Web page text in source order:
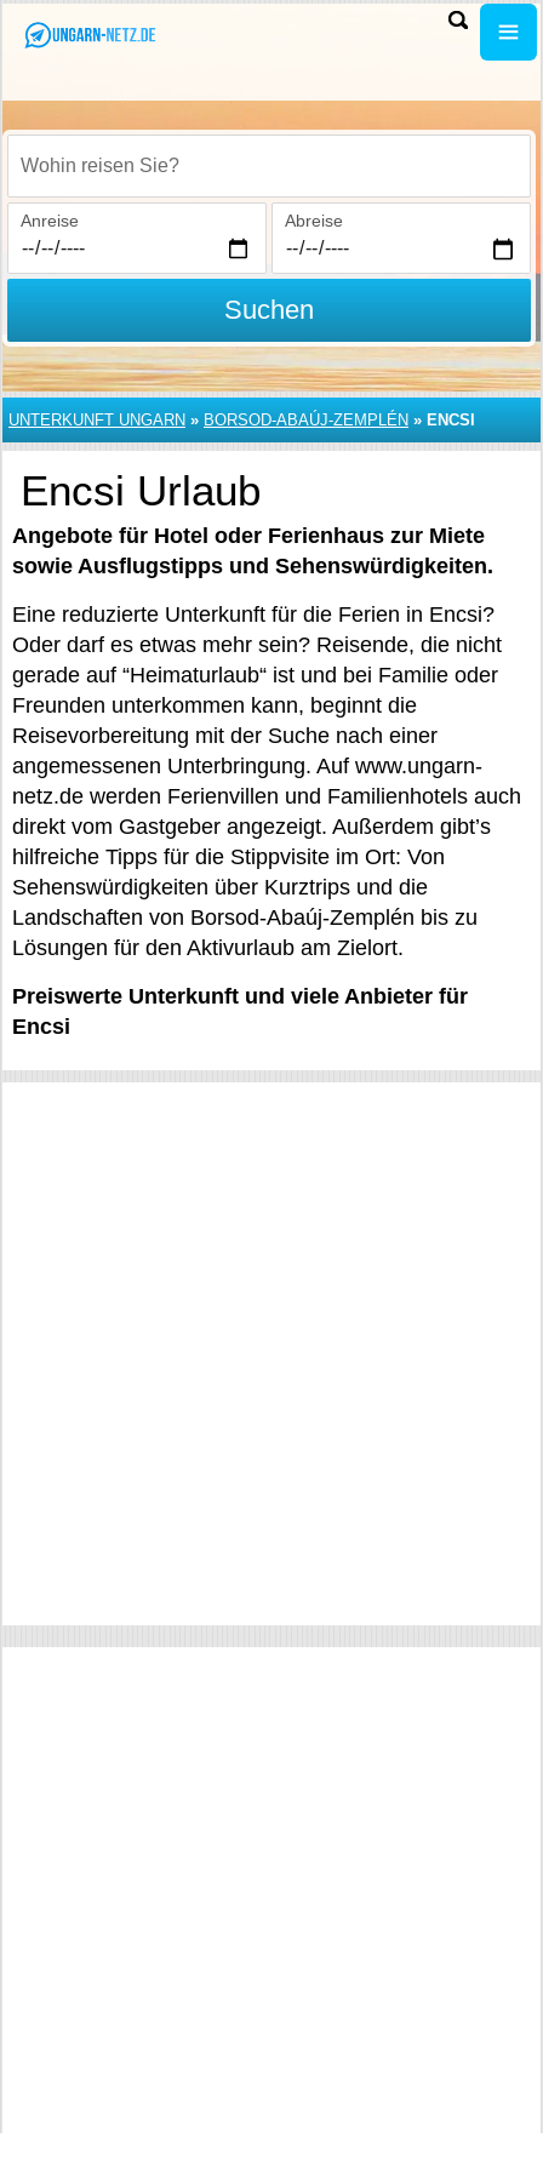
Wohin reisen Sie?
Anreise Abreise
Suchen
UNTERKUNFT UNGARN » BORSOD-ABAÚJ-ZEMPLÉN » ENCSI
Encsi Urlaub
Angebote für Hotel oder Ferienhaus zur Miete
sowie Ausflugstipps und Sehenswürdigkeiten.
Eine reduzierte Unterkunft für die Ferien in Encsi?
Oder darf es etwas mehr sein? Reisende, die nicht
gerade auf “Heimaturlaub“ ist und bei Familie oder
Freunden unterkommen kann, beginnt die
Reisevorbereitung mit der Suche nach einer
angemessenen Unterbringung. Auf www.ungarn-
netz.de werden Ferienvillen und Familienhotels auch
direkt vom Gastgeber angezeigt. Außerdem gibt’s
hilfreiche Tipps für die Stippvisite im Ort: Von
Sehenswürdigkeiten über Kurztrips und die
Landschaften von Borsod-Abaúj-Zemplén bis zu
Lösungen für den Aktivurlaub am Zielort.
Preiswerte Unterkunft und viele Anbieter für
Encsi